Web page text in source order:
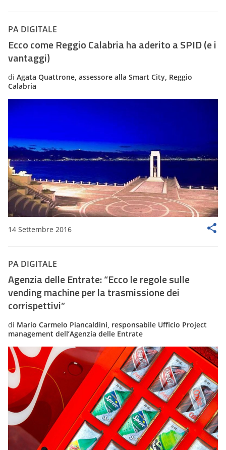
PA DIGITALE
Ecco come Reggio Calabria ha aderito a SPID (e i
vantaggi)
di Agata Quattrone, assessore alla Smart City, Reggio
Calabria
14 Settembre 2016
PA DIGITALE
Agenzia delle Entrate: “Ecco le regole sulle
vending machine per la trasmissione dei
corrispettivi”
di Mario Carmelo Piancaldini, responsabile Ufficio Project
management dell’Agenzia delle Entrate